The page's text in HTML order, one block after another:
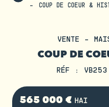
COUP DE COEUR &
VENTE -
COUP DE
RÉF :
565 000 € HAI